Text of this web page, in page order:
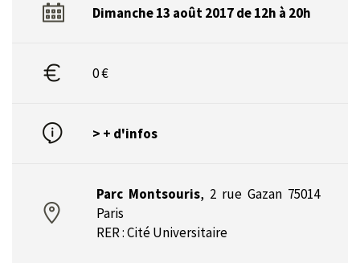
Dimanche 13 août 2017 de 12h à 20h
0 €
> + d'infos
Parc Montsouris, 2 rue Gazan 75014
Paris
RER : Cité Universitaire